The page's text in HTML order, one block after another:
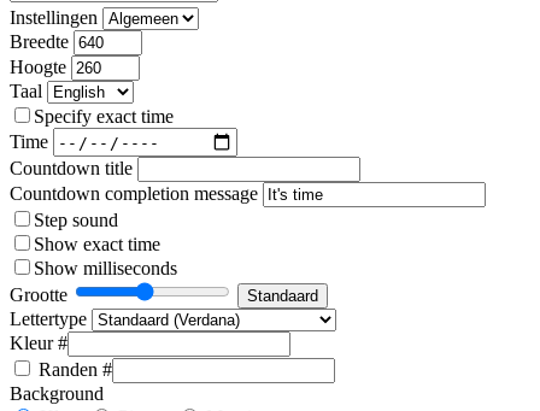
Instellingen
Breedte
Hoogte
Taal
Specify exact time
Time
Countdown title
Countdown completion message
Step sound
Show exact time
Show milliseconds
Grootte
Lettertype
Kleur #
Randen #
Background